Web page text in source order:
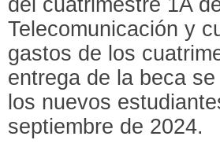
Telecomunicación y
gastos de los
entrega de la beca
los nuevos
septiembre de 2024.